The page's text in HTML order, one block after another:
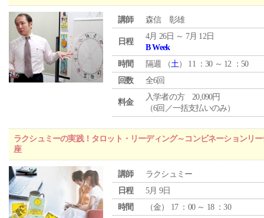
講師 森信 彰雄
日程
4月 26日 ～ 7月 12日
B Week
時間
隔週 （土） 11 ：30 ～ 12 ：50
回数
全6回
料金
入学者の方 20,090円
（6回／一括支払いのみ）
ラクシュミーの実践！タロット・リーディング～コンビネーションリ
座
講師
ラクシュミー
日程
5月 9日
時間
（金） 17 ：00 ～ 18 ：30